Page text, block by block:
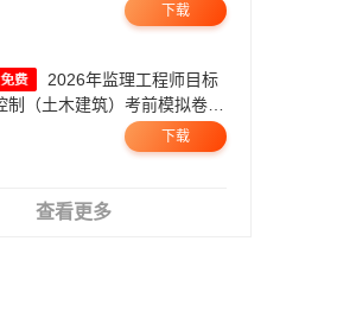
下载
制（土木建筑）考前模拟卷
下载
查看更多